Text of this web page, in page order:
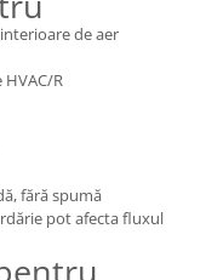
de aer
R
fără spumă
pot afecta fluxul